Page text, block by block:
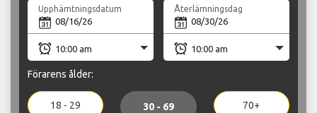
Upphämtningsdatum Återlämningsdag
Förarens ålder:
18 - 29 30 - 69 70+